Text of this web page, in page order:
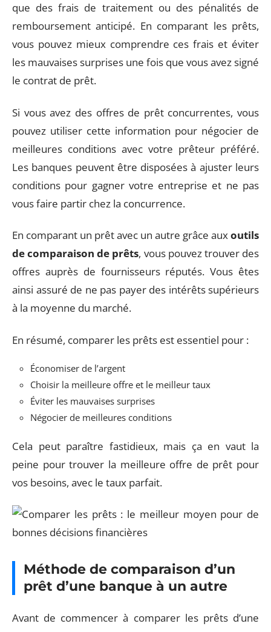
que des frais de traitement ou des pénalités de
remboursement anticipé. En comparant les prêts,
vous pouvez mieux comprendre ces frais et éviter
les mauvaises surprises une fois que vous avez signé
le contrat de prêt.
Si vous avez des offres de prêt concurrentes, vous
pouvez utiliser cette information pour négocier de
meilleures conditions avec votre prêteur préféré.
Les banques peuvent être disposées à ajuster leurs
conditions pour gagner votre entreprise et ne pas
vous faire partir chez la concurrence.
En comparant un prêt avec un autre grâce auxoutils
de comparaison de prêts, vous pouvez trouver des
offres auprès de fournisseurs réputés. Vous êtes
ainsi assuré de ne pas payer des intérêts supérieurs
à la moyenne du marché.
En résumé, comparer les prêts est essentiel pour :
Économiser de l’argent
Choisir la meilleure offre et le meilleur taux
Éviter les mauvaises surprises
Négocier de meilleures conditions
Cela peut paraître fastidieux, mais ça en vaut la
peine pour trouver la meilleure offre de prêt pour
vos besoins, avec le taux parfait.
Méthode de comparaison d’un
prêt d’une banque à un autre
Avant de commencer à comparer les prêts d’une